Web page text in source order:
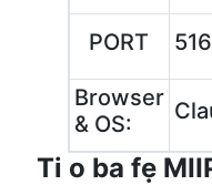
PORT
Browser
& OS:
Ti o ba fẹ